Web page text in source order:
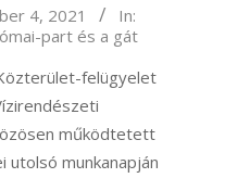
4, 2021
In:
part és a gát
felügyelet
működtetett
utolsó munkanapján